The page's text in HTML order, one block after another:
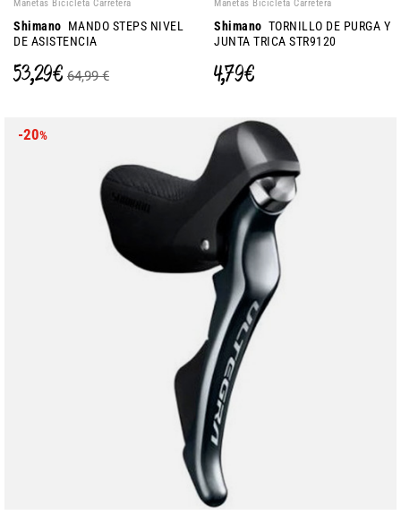
Manetas Bicicleta Carretera
Shimano MANDO STEPS NIVEL
DE ASISTENCIA
53,29 € 64,99 €
Manetas Bicicleta Carretera
Shimano TORNILLO DE PURGA Y
JUNTA TRICA STR9120
4,79 €
-20%